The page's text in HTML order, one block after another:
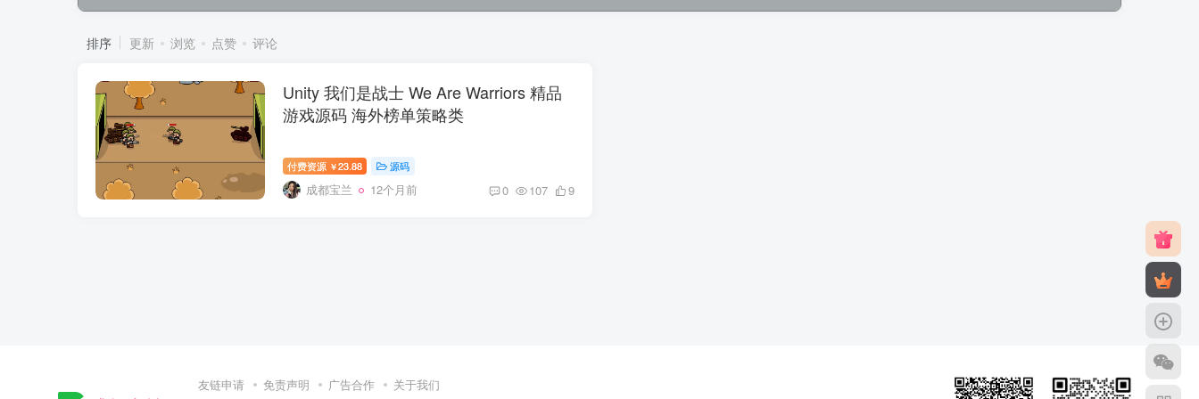
排序 更新 浏览 点赞 评论
Unity 我们是战士 We Are Warriors 精品
游戏源码 海外榜单策略类
付费资源 ￥23.88 源码
成都宝兰 12个月前 0 107 9
友链申请 免责声明 广告合作 关于我们